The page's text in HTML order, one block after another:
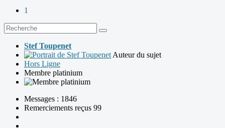
1
Stef Toupenet
Auteur du sujet
Hors Ligne
Membre platinium
Messages : 1846
Remerciements reçus 99